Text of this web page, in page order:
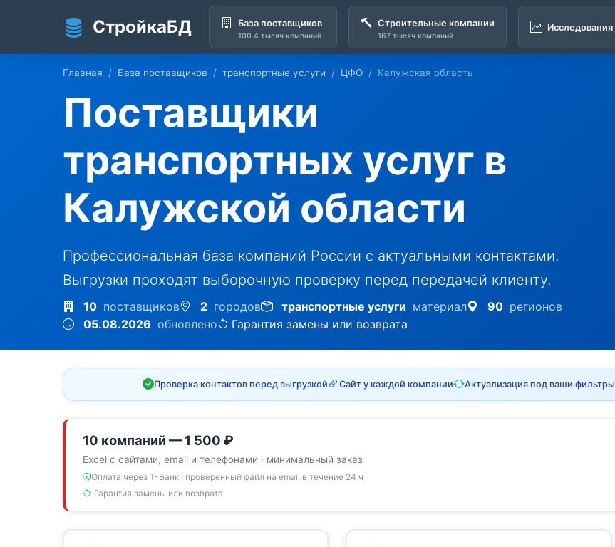
СтройкаБД База поставщиков
100.4 тысяч компаний
Строительные компании
167 тысяч компаний
Исследования
Главная База поставщиков транспортные услуги ЦФО Калужская область
Поставщики
транспортных услуг в
Калужской области
Профессиональная база компаний России с актуальными контактами.
Выгрузки проходят выборочную проверку перед передачей клиенту.
10 поставщиков 2 городов транспортные услуги материал 90 регионов
05.08.2026 обновлено Гарантия замены или возврата
Проверка контактов перед выгрузкой Сайт у каждой компании Актуализация под ваши фильтры
10 компаний — 1 500 ₽
Excel с сайтами, email и телефонами · минимальный заказ
Оплата через Т-Банк · проверенный файл на email в течение 24 ч
Гарантия замены или возврата